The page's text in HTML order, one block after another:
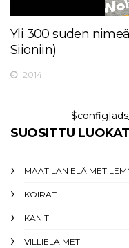
Yli 300 suden
Siioniin)
2014
SUOSITTU LUOKAT
MAATILAN ELÄIMET
KOIRAT
KANIT
VILLIELÄIMET